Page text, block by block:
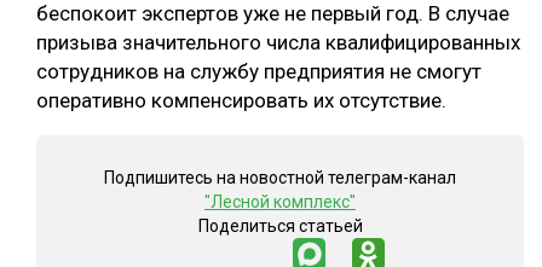
беспокоит экспертов уже не первый год. В случае
призыва значительного числа квалифицированных
сотрудников на службу предприятия не смогут
оперативно компенсировать их отсутствие.
Подпишитесь на новостной телеграм-канал
"Лесной комплекс"
Поделиться статьей